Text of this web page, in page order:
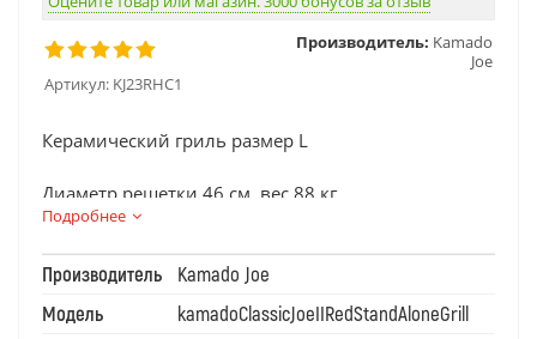
Артикул: KJ23RHC1
Производитель: Kamado
Joe
Керамический гриль размер L
Диаметр решетки 46 см, вес 88 кг
Подробнее
Производитель
Kamado Joe
Модель
kamadoClassicJoeIIRedStandAloneGrill